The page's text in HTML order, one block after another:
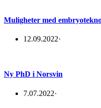
Muligheter med
12.09.2022·
Ny PhD i Norsvin
7.07.2022·